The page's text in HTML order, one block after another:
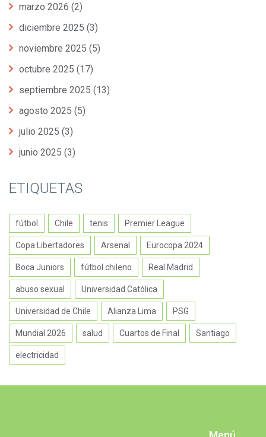
marzo 2026 (2)
diciembre 2025 (3)
noviembre 2025 (5)
octubre 2025 (17)
septiembre 2025 (13)
agosto 2025 (5)
julio 2025 (3)
junio 2025 (3)
ETIQUETAS
fútbol Chile tenis Premier League
Copa Libertadores Arsenal Eurocopa 2024
Boca Juniors fútbol chileno Real Madrid
abuso sexual Universidad Católica
Universidad de Chile Alianza Lima PSG
Mundial 2026 salud Cuartos de Final Santiago
electricidad